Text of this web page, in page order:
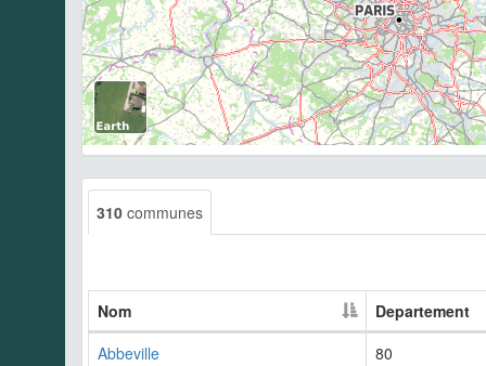
310 communes
Nom
Departement
Abbeville
80